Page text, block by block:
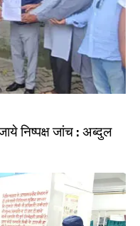
निष्पक्ष जांच : अब्दुल